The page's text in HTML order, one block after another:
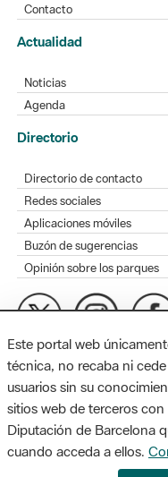
Contacto
Actualidad
Noticias
Agenda
Directorio
Directorio de contacto
Redes sociales
Aplicaciones móviles
Buzón de sugerencias
Opinión sobre los parques
MAPA WEB
Diputación de Barcelona.
08005 Barcelona. Tel. 934
Este portal web
técnica, no recaba ni
usuarios sin su
sitios web de terceros
Diputación de Barcelona
cuando acceda a ellos.